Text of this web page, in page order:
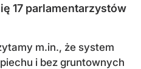
17 parlamentarzystów
m.in., że system
i bez gruntownych